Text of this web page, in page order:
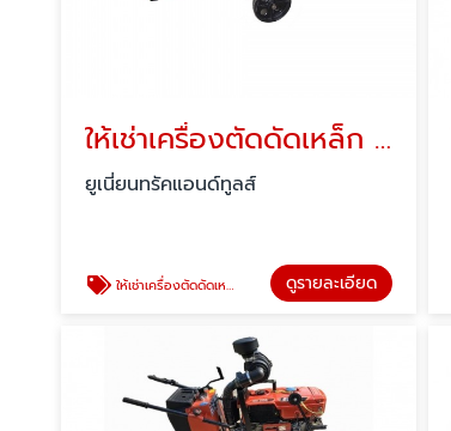
ให้เช่าเครื่องตัดดัดเหล็ก NIMUT NEWTON ปทุมธานี
ยูเนี่ยนทรัคแอนด์ทูลส์
ให้เช่าเครื่องตัดดัดเหล็ก NIMUT NEWTON ปทุมธานี ดูรายละเอียด